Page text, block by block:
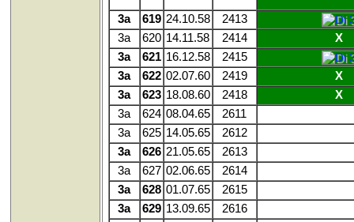
3a 619 24.10.58
2413
3a
620 14.11.58 2414
X
3a
621 16.12.58
2415
3a
622 02.07.60 2419
X
3a
623 18.08.60 2418
X
3a
624 08.04.65
2611
3a
625 14.05.65
2612
3a
626 21.05.65
2613
3a
627 02.06.65
2614
3a
628 01.07.65
2615
3a
629 13.09.65
2616